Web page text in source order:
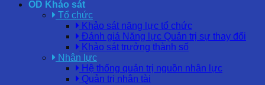
OD Khảo sát
Tổ chức
Khảo sát năng lực tổ chức
Đánh giá Năng lực Quản trị sự thay đổi
Khảo sát trưởng thành số
Nhân lực
Hệ thống quản trị nguồn nhân lực
Quản trị nhân tài